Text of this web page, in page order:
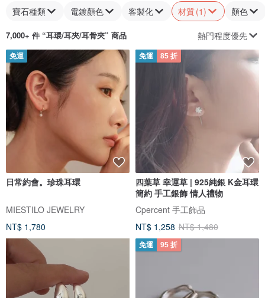
寶石種類 電鍍顏色 客製化 材質(1) 顏色
7,000+ 件 “耳環/耳夾/耳骨夾” 商品 熱門程度優先
免運
日常約會。珍珠耳環
MIESTILO JEWELRY
NT$ 1,780
免運 85 折
四葉草 幸運草 | 925純銀 K金耳環
簡約 手工銀飾 情人禮物
Cpercent 手工飾品
NT$ 1,258 NT$ 1,480
免運 95 折